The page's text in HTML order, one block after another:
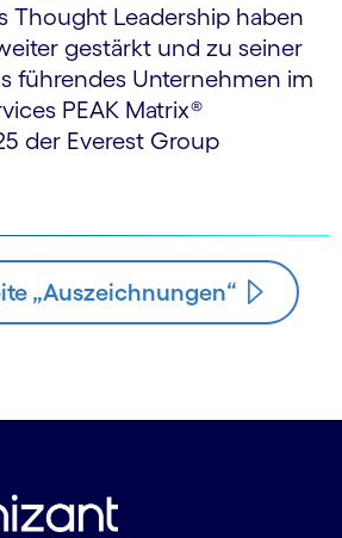
Thought Leadership haben
gestärkt und zu seiner
führendes Unternehmen im
PEAK Matrix®
der Everest Group
„Auszeichnungen“